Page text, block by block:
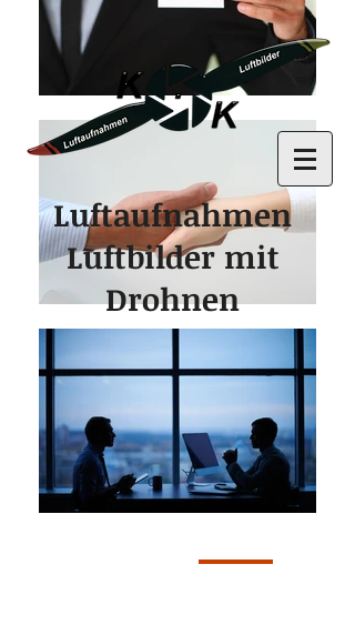
Luftaufnahmen
Luftbilder mit
Drohnen